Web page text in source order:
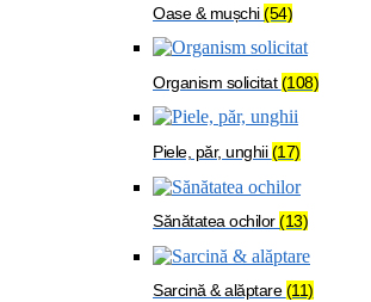
Oase & mușchi(54)
Organism solicitat(108)
Piele, păr, unghii(17)
Sănătatea ochilor(13)
Sarcină & alăptare(11)